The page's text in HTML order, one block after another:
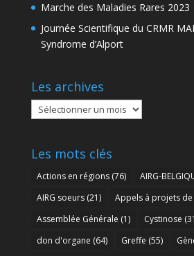
Marche des Maladies Rares 2023
Journée Scientifique du CRMR
Syndrome d’Alport
Les archives
Les
archives
Les mots clés
Actions en régions(76) AIRG-
AIRG soeurs(21) Appels à projets
Assemblée Générale (1) Cystinose
don d'organe (64) Greffe (55)